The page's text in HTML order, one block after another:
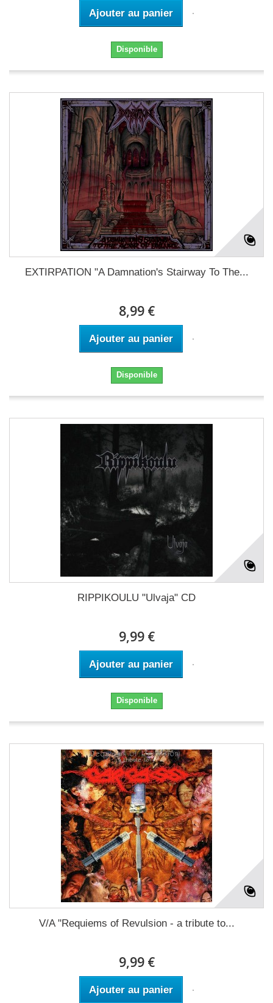
Ajouter au panier
Disponible
EXTIRPATION "A Damnation's Stairway To The...
8,99 €
Ajouter au panier
Disponible
RIPPIKOULU "Ulvaja" CD
9,99 €
Ajouter au panier
Disponible
V/A "Requiems of Revulsion - a tribute to...
9,99 €
Ajouter au panier